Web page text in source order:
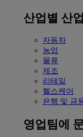
산업별 산
자동차
농업
물류
제조
리테일
헬스케어
은행 및 금
영업팀에